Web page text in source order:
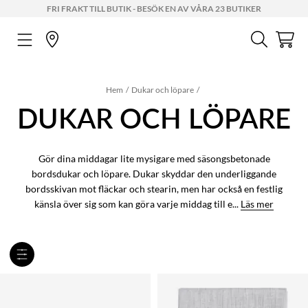
FRI FRAKT TILL BUTIK - BESÖK EN AV VÅRA 23 BUTIKER
Hem Dukar och löpare
DUKAR OCH LÖPARE
Gör dina middagar lite mysigare med säsongsbetonade
bordsdukar och löpare. Dukar skyddar den underliggande
bordsskivan mot fläckar och stearin, men har också en festlig
känsla över sig som kan göra varje middag till e... Läs mer